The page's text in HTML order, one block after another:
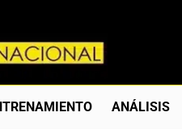
Análisis, Crónicas,
ANÁLISIS